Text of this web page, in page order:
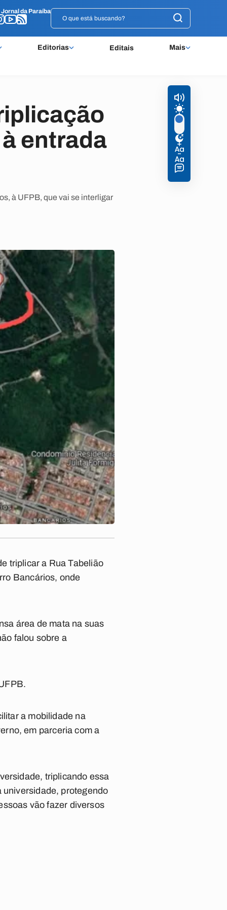
Jornal da Paraíba
Editorias Editais Mais
Jornal da Paraíba
entrada
à UFPB, que vai se interligar
triplicar a Rua Tabelião
Bancários, onde
área de mata na suas
falou sobre a
a mobilidade na
em parceria com a
triplicando essa
universidade, protegendo
vão fazer diversos